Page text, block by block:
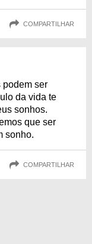
COMPARTILHAR
podem ser
da vida te
sonhos.
que ser
sonho.
COMPARTILHAR